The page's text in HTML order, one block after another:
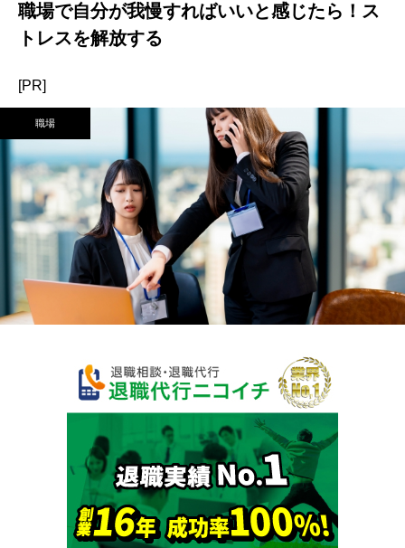
職場で自分が我慢すればいいと感じたら！ス
トレスを解放する
[PR]
職場